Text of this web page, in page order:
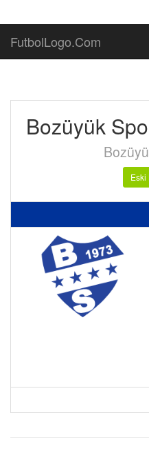
FutbolLogo.Com
Bozüyük
Eski